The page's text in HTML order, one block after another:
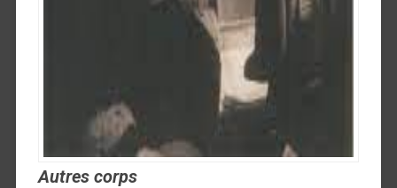
Autres corps